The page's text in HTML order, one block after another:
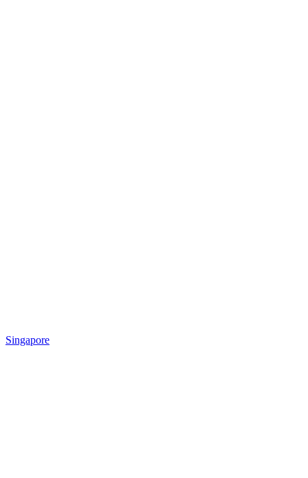
Singapore